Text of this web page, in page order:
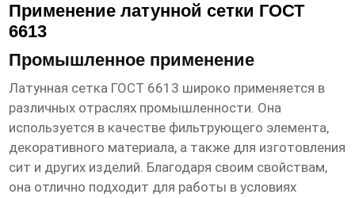
Применение латунной сетки ГОСТ
6613
Промышленное применение
Латунная сетка ГОСТ 6613 широко применяется в
различных отраслях промышленности. Она
используется в качестве фильтрующего элемента,
декоративного материала, а также для изготовления
сит и других изделий. Благодаря своим свойствам,
она отлично подходит для работы в условиях